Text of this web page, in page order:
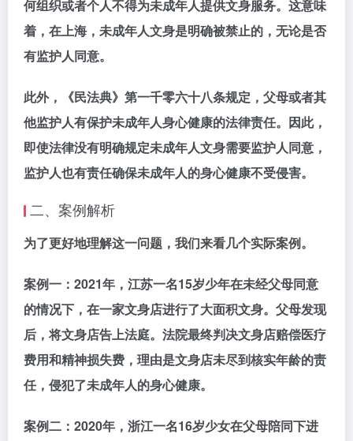
何组织或者个人不得为未成年人提供文身服务。这意味
着，在上海，未成年人文身是明确被禁止的，无论是否
有监护人同意。
此外，《民法典》第一千零六十八条规定，父母或者其
他监护人有保护未成年人身心健康的法律责任。因此，
即使法律没有明确规定未成年人文身需要监护人同意，
监护人也有责任确保未成年人的身心健康不受侵害。
二、案例解析
为了更好地理解这一问题，我们来看几个实际案例。
案例一： 2021年，江苏一名15岁少年在未经父母同意
的情况下，在一家文身店进行了大面积文身。父母发现
后，将文身店告上法庭。法院最终判决文身店赔偿医疗
费用和精神损失费，理由是文身店未尽到核实年龄的责
任，侵犯了未成年人的身心健康。
案例二： 2020年，浙江一名16岁少女在父母陪同下进